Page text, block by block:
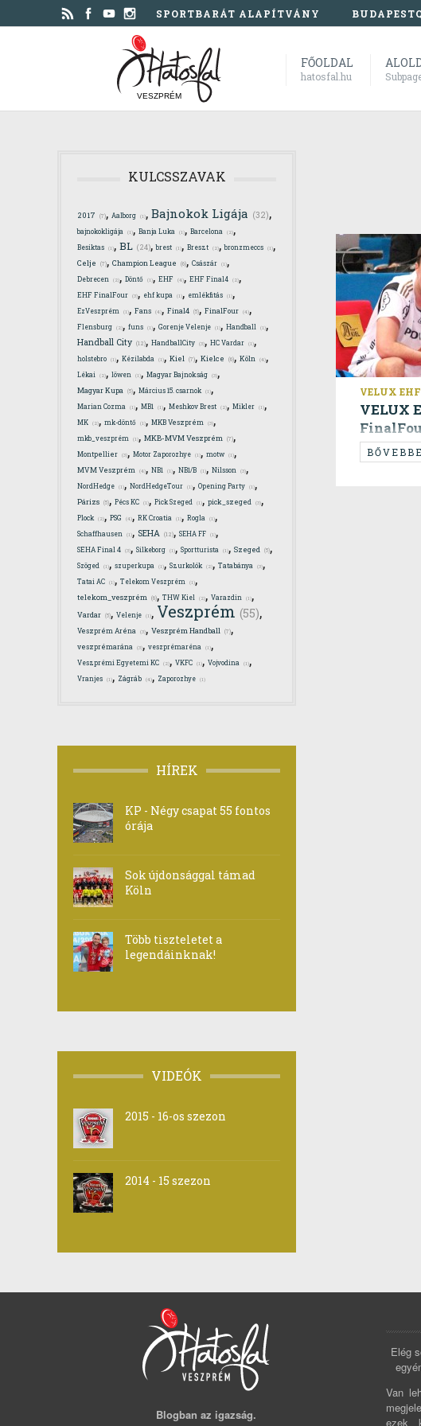
SPORTBARÁT ALAPÍTVÁNY
VESZPRÉM
FŐOLDAL
hatosfal.hu
VELUX
VELUX
31:28
KULCSSZAVAK
2017 (7), Aalborg (1), Bajnokok Ligája (32),
bajnokokligája (1), Banja Luka (1), Barcelona (2),
Besiktas (1), BL (24),brest (1), Breszt (2),bronzmeccs (1),
Celje (7), Champion League (6), Császár (1),
Debrecen (2), Döntő (1), EHF (4), EHF Final4 (2),
EHF FinalFour (3), ehf kupa (1), emlékfitás (1),
EzVeszprém (1), Fans (4), Final4 (5), FinalFour (4),
Flensburg (2), funs (1), Gorenje Velenje (1), Handball (1),
Handball City (12), HandballCity (3), HC Vardar (1),
holstebro (1), Kézilabda (1), Kiel (7), Kielce (6), Köln (4),
Lékai (2), löwen (1), Magyar Bajnokság (3),
Magyar Kupa (5), Március 15. csarnok (1),
Marian Cozma (1), MB1 (1), Meshkov Brest (2), Mikler (1),
MK (2), mk-döntő (1), MKB Veszprém (3),
mkb_veszprém (1), MKB-MVM Veszprém (7),
Montpellier (3), Motor Zaporozhye (1), motw (1),
MVM Veszprém (4), NB1 (1), NB1/B (1), Nilsson (3),
NordHedge (1), NordHedgeTour (1), Opening Party (1),
Párizs (5), Pécs KC (1), Pick Szeged (1), pick_szeged (3),
Plock (2), PSG (4), RK Croatia (1), Rogla (1),
Schaffhausen (1), SEHA (12), SEHA FF (1),
SEHA Final 4 (3), Silkeborg (1), Sportturista (1), Szeged (5),
Szöged (1), szuperkupa (1), Szurkolók (2), Tatabánya (3),
Tatai AC (1), Telekom Veszprém (1),
telekom_veszprém (6), THW Kiel (2), Varazdin (1),
Vardar (5), Velenje (1), Veszprém (55),
Veszprém Aréna (3), Veszprém Handball (7),
veszprémarána (3), veszprémaréna (1),
Veszprémi Egyetemi KC (2), VKFC (1), Vojvodina (1),
Vranjes (1), Zágráb (4), Zaporozhye (1)
HÍREK
KP - Négy csapat 55 fontos
órája
Sok újdonsággal támad
Köln
Több tiszteletet a
legendáinknak!
VIDEÓK
2015 - 16-os szezon
2014 - 15 szezon
Blogban az igazság.
Elég
Van
ezek